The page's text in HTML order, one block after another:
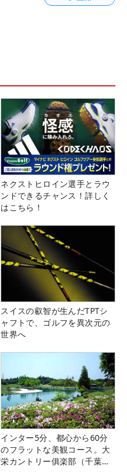
ネクストヒロイン選手とラウ
ンドできるチャンス！詳しく
はこちら！
スイスの叡智が生んだTPTシ
ャフトで、ゴルフを異次元の
世界へ
インター5分、都心から60分
のフラットな美観コース。大
栄カントリー俱楽部（千葉